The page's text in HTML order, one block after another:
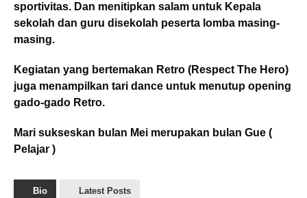
sportivitas. Dan menitipkan salam untuk Kepala
sekolah dan guru disekolah peserta lomba masing-
masing.
Kegiatan yang bertemakan Retro (Respect The Hero)
juga menampilkan tari dance untuk menutup opening
gado-gado Retro.
Mari sukseskan bulan Mei merupakan bulan Gue (
Pelajar )
Bio Latest Posts